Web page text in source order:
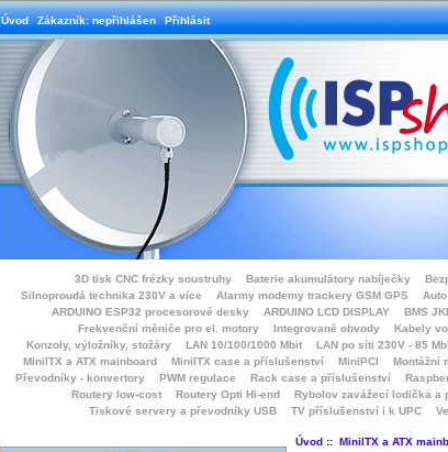
Úvod Zákazník: nepřihlášen Přihlásit
3D tisk CNC frézky soustruhy Baterie akumulátory nabíječky
Silnoproudá technika 230V a více
Alarmy modemy trackery GSM GPS
ARDUINO ESP32 procesorové desky
ARDUINO LCD DISPLAY BMS
Frekvenční měniče pro el. motory
Integrované obvody Kabely
Konzoly, výložníky, stožáry
LAN 10/100/1000 Mbit LAN po síti 230V - 85
MiniITX a ATX mainboard
MiniITX case a příslušenství MiniPCI Montážní
Převodníky - konvertory
PWM regulace Rack case a příslušenství
Routery low-cost
Routery Opti Hi-end Rybolov zavážecí lodička a
Tiskové servery a převodníky USB
TV příslušenství i k UPC
Úvod:: MiniITX a ATX